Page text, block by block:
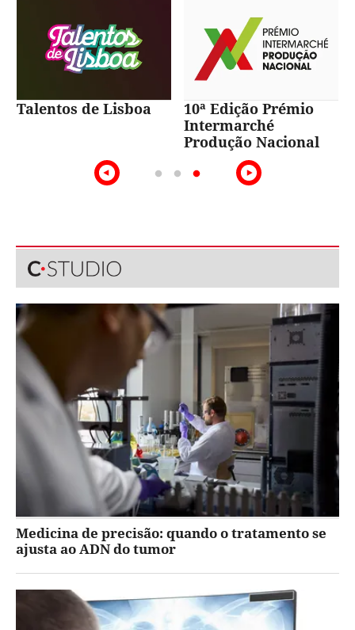
Talentos de Lisboa
10ª Edição Prémio
Intermarché
Produção Nacional
Medicina de precisão: quando o tratamento se
ajusta ao ADN do tumor